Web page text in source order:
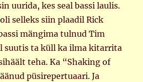
uurida, kes seal bassi laulis.
selleks siin plaadil Rick
mängima tulnud Tim
suutis ta küll ka ilma kitarrita
teha. Ka “Shaking of
püsirepertuaari. Ja